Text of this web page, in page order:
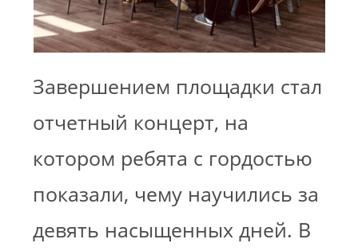
Завершением площадки стал
отчетный концерт, на
котором ребята с гордостью
показали, чему научились за
девять насыщенных дней. В